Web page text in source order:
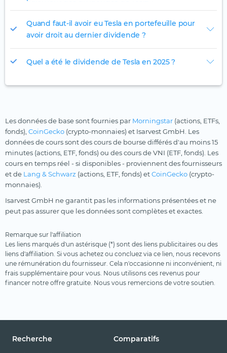
Quand faut-il avoir eu Tesla en portefeuille pour
avoir droit au dernier dividende ?
Quel a été le dividende de Tesla en 2025 ?
Les données de base sont fournies par Morningstar (actions, ETFs,
fonds), CoinGecko (crypto-monnaies) et Isarvest GmbH. Les
données de cours sont des cours de bourse différés d'au moins 15
minutes (actions, ETF, fonds) ou des cours de VNI (ETF, fonds). Les
cours en temps réel - si disponibles - proviennent des fournisseurs
et de Lang & Schwarz (actions, ETF, fonds) etCoinGecko (crypto-
monnaies).
Isarvest GmbH ne garantit pas les informations présentées et ne
peut pas assurer que les données sont complètes et exactes.
Remarque sur l'affiliation
Les liens marqués d'un astérisque (*) sont des liens publicitaires ou des
liens d'affiliation. Si vous achetez ou concluez via ce lien, nous recevons
une rémunération du fournisseur. Cela n'occasionne ni inconvénient, ni
frais supplémentaire pour vous. Nous utilisons ces revenus pour
financer notre offre gratuite. Nous vous remercions de votre soutien.
Recherche Comparatifs